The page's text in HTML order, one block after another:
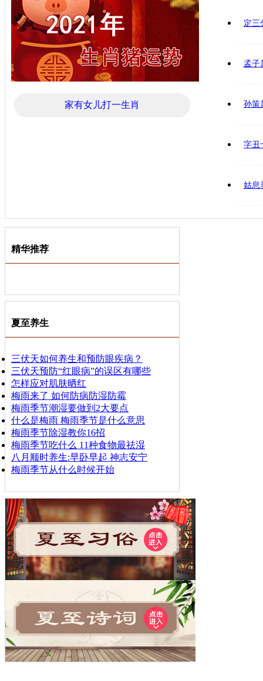
家有女儿打一生肖
定三
孟子
孙策
字丑
姑息
精华推荐
夏至养生
三伏天如何养生和预防眼疾病？
三伏天预防“红眼病”的误区有哪些
怎样应对肌肤晒红
梅雨来了 如何防病防湿防霉
梅雨季节潮湿要做到2大要点
什么是梅雨 梅雨季节是什么意思
梅雨季节除湿教你16招
梅雨季节吃什么 11种食物最祛湿
八月顺时养生:早卧早起 神志安宁
梅雨季节从什么时候开始